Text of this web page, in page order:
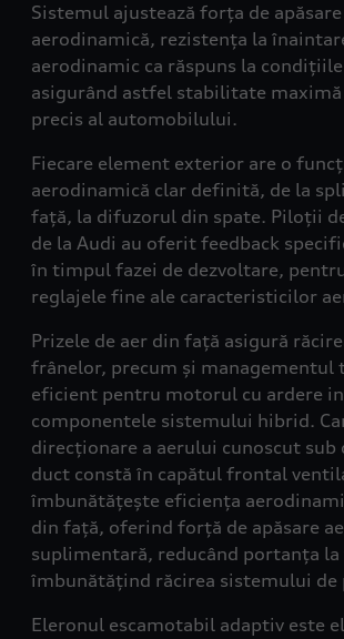
Sistemul ajustează forța de apăsare
aerodinamică, rezistența la
aerodinamic ca răspuns la
asigurând astfel stabilitate
precis al automobilului.
Fiecare element exterior are o
aerodinamică clar definită, de la
față, la difuzorul din spate. Piloții
de la Audi au oferit feedback
în timpul fazei de dezvoltare,
reglajele fine ale caracteristicilor
Prizele de aer din față asigură
frânelor, precum și managementul
eficient pentru motorul cu ardere
componentele sistemului hibrid.
direcționare a aerului cunoscut sub
duct constă în capătul frontal
îmbunătățește eficiența
din față, oferind forță de apăsare
suplimentară, reducând portanța la
îmbunătățind răcirea sistemului de
Eleronul escamotabil adaptiv este